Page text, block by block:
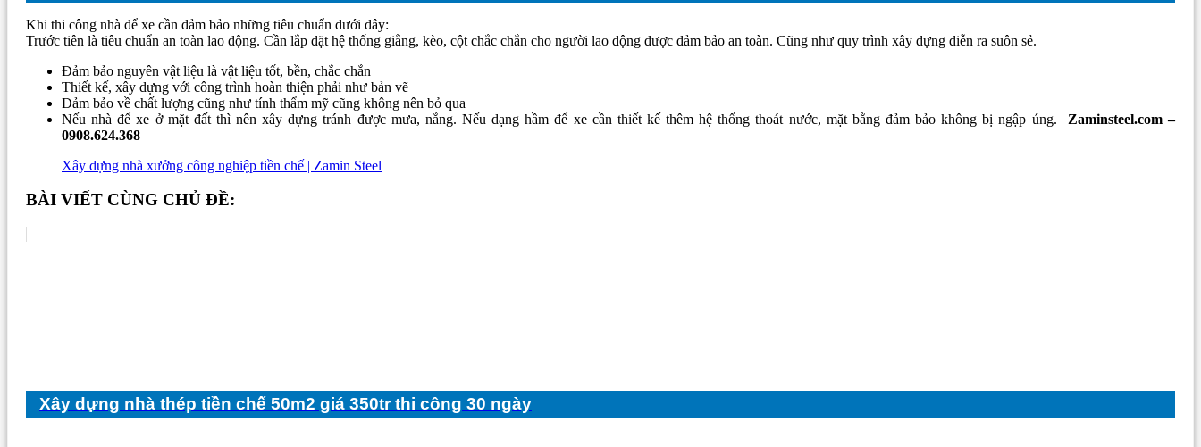
Khi thi công nhà để xe cần đảm bảo những tiêu chuẩn dưới đây:
Trước tiên là tiêu chuẩn an toàn lao động. Cần lắp đặt hệ thống giằng, kèo, cột chắc chắn cho người lao động được đảm bảo an toàn. Cũng như quy trình xây dựng diễn ra suôn sẻ.
Đảm bảo nguyên vật liệu là vật liệu tốt, bền, chắc chắn
Thiết kế, xây dựng với công trình hoàn thiện phải như bản vẽ
Đảm bảo về chất lượng cũng như tính thẩm mỹ cũng không nên bỏ qua
Nếu nhà để xe ở mặt đất thì nên xây dựng tránh được mưa, nắng. Nếu dạng hầm để xe cần thiết kế thêm hệ thống thoát nước, mặt bằng đảm bảo không bị ngập úng. Zaminsteel.com –
0908.624.368
Xây dựng nhà xưởng công nghiệp tiền chế | Zamin Steel
BÀI VIẾT CÙNG CHỦ ĐỀ:
Xây dựng nhà thép tiền chế 50m2 giá 350tr thi công 30 ngày